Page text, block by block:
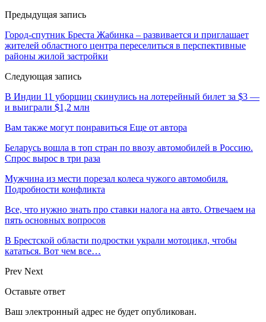
Предыдущая запись
Город-спутник Бреста Жабинка – развивается и приглашает
жителей областного центра переселиться в перспективные
районы жилой застройки
Следующая запись
В Индии 11 уборщиц скинулись на лотерейный билет за $3 —
и выиграли $1,2 млн
Вам также могут понравиться Еще от автора
Беларусь вошла в топ стран по ввозу автомобилей в Россию.
Спрос вырос в три раза
Мужчина из мести порезал колеса чужого автомобиля.
Подробности конфликта
Все, что нужно знать про ставки налога на авто. Отвечаем на
пять основных вопросов
В Брестской области подростки украли мотоцикл, чтобы
кататься. Вот чем все…
Prev Next
Оставьте ответ
Ваш электронный адрес не будет опубликован.